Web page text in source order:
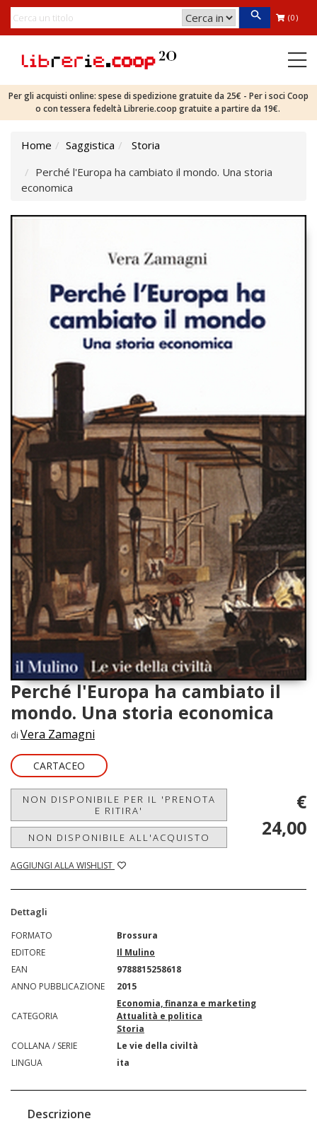
(0)
Per gli acquisti online: spese di spedizione gratuite da 25€ - Per i soci Coop
o con tessera fedeltà Librerie.coop gratuite a partire da 19€.
Home Saggistica
Storia
Perché l'Europa ha cambiato il mondo. Una storia
economica
Perché l'Europa ha cambiato il
mondo. Una storia economica
di Vera Zamagni
CARTACEO
NON DISPONIBILE PER IL 'PRENOTA
E RITIRA'
NON DISPONIBILE ALL'ACQUISTO
AGGIUNGI ALLA WISHLIST
€
24,00
Dettagli
FORMATO
Brossura
EDITORE
Il Mulino
EAN
9788815258618
ANNO PUBBLICAZIONE
2015
CATEGORIA
Economia, finanza e marketing
Attualità e politica
Storia
COLLANA / SERIE
Le vie della civiltà
LINGUA
ita
Descrizione